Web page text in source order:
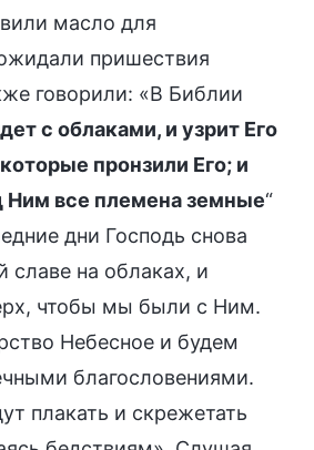
масло для
пришествия
говорили: «В Библии
с облаками, и узрит Его
пронзили Его; и
Ним все племена земные“
дни Господь снова
славе на облаках, и
чтобы мы были с Ним.
Небесное и будем
благословениями.
плакать и скрежетать